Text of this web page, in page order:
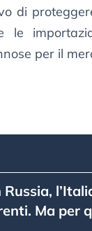
di
le
per il
Ma per